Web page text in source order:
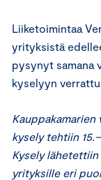
Liiketoimintaa
yrityksistä
pysynyt samana
kyselyyn
kysely tehtiin
Kysely
yrityksille eri